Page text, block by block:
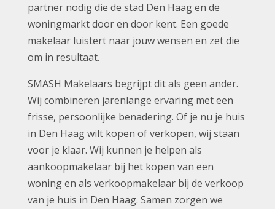
partner nodig die de stad Den Haag en de
woningmarkt door en door kent. Een goede
makelaar luistert naar jouw wensen en zet die
om in resultaat.
SMASH Makelaars begrijpt dit als geen ander.
Wij combineren jarenlange ervaring met een
frisse, persoonlijke benadering. Of je nu je huis
in Den Haag wilt kopen of verkopen, wij staan
voor je klaar. Wij kunnen je helpen als
aankoopmakelaar bij het kopen van een
woning en als verkoopmakelaar bij de verkoop
van je huis in Den Haag. Samen zorgen we